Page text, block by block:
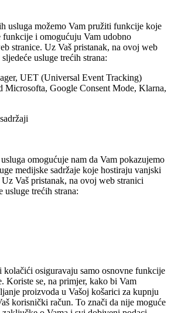
usluga možemo Vam pružiti funkcije koje
funkcije i omogućuju Vam udobno
stranice. Uz Vaš pristanak, na ovoj web
usluge trećih strana:
UET (Universal Event Tracking)
Microsofta, Google Consent Mode, Klarna,
omogućuje nam da Vam pokazujemo
medijske sadržaje koje hostiraju vanjski
Vaš pristanak, na ovoj web stranici
usluge trećih strana:
kolačići osiguravaju samo osnovne funkcije
Koriste se, na primjer, kako bi Vam
proizvoda u Vašoj košarici za kupnju
korisnički račun. To znači da nije moguće